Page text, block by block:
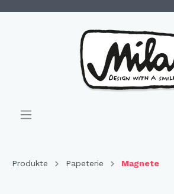
Produkte Papeterie Magnete